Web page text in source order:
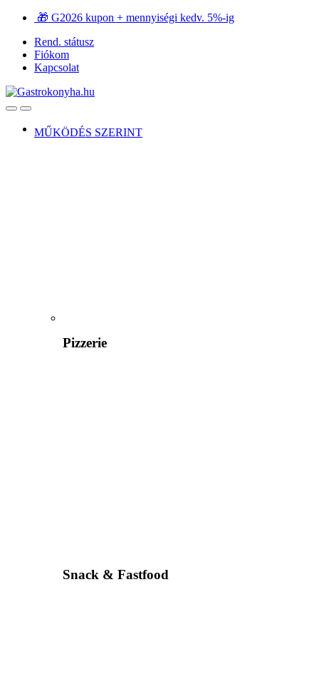
Ugrás
navigációhoz
Ugrás
tartalomra
🎁 G2026 kupon + mennyiségi kedv. 5%-ig
Rend. státusz
Fiókom
Kapcsolat
OpenClose
MŰKÖDÉS SZERINT
Pizzerie
Snack & Fastfood